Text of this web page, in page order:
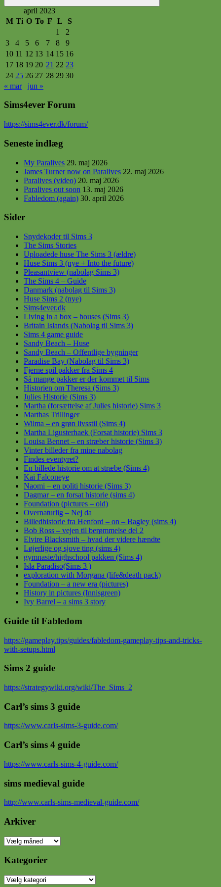
Søg
april 2023
M Ti O To F L
S
1
2
3
4 5 6 7 8
9
10 11 12 13 14 15 16
17 18 19 20 21 22 23
24 25 26 27 28 29 30
« mar
jun »
Sims4ever Forum
https://sims4ever.dk/forum/
Seneste indlæg
My Paralives 29. maj 2026
James Turner now on Paralives 22. maj 2026
Paralives (video) 20. maj 2026
Paralives out soon 13. maj 2026
Fabledom (again) 30. april 2026
Sider
Snydekoder til Sims 3
The Sims Stories
Uploadede huse The Sims 3 (ældre)
Huse Sims 3 (nye + Into the future)
Pleasantview (nabolag Sims 3)
The Sims 4 – Guide
Danmark (nabolag til Sims 3)
Huse Sims 2 (nye)
Sims4ever.dk
Living in a box – houses (Sims 3)
Britain Islands (Nabolag til Sims 3)
Sims 4 game guide
Sandy Beach – Huse
Sandy Beach – Offentlige bygninger
Paradise Bay (Nabolag til Sims 3)
Fjerne spil pakker fra Sims 4
Så mange pakker er der kommet til Sims
Historien om Theresa (Sims 3)
Julies Historie (Sims 3)
Martha (forsættelse af Julies historie) Sims 3
Marthas Trillinger
Wilma – en grøn livsstil (Sims 4)
Martha Ligusterhaek (Forsat historie) Sims 3
Louisa Bennet – en stræber historie (Sims 3)
Vinter billeder fra mine nabolag
Findes eventyret?
En billede historie om at stræbe (Sims 4)
Kai Falconeye
Naomi – en politi historie (Sims 3)
Dagmar – en forsat historie (sims 4)
Foundation (pictures – old)
Overnaturlig – Nej da
Billedhistorie fra Henford – on – Bagley (sims 4)
Bob Ross – vejen til berømmelse del 2
Elvire Blacksmith – hvad der videre hændte
Løjerlige og sjove ting (sims 4)
gymnasie/highschool pakken (Sims 4)
Isla Paradiso(Sims 3 )
exploration with Morgana (life&death pack)
Foundation – a new era (pictures)
History in pictures (Innisgreen)
Ivy Barrel – a sims 3 story
Guide til Fabledom
https://gameplay.tips/guides/fabledom-gameplay-tips-and-tricks-
with-setups.html
Sims 2 guide
https://strategywiki.org/wiki/The_Sims_2
Carl’s sims 3 guide
https://www.carls-sims-3-guide.com/
Carl’s sims 4 guide
https://www.carls-sims-4-guide.com/
sims medieval guide
http://www.carls-sims-medieval-guide.com/
Arkiver
Arkiver
Kategorier
Kategorier